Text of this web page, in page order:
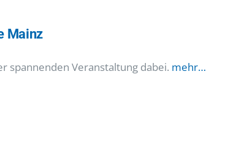
Mainz
spannenden Veranstaltung dabei. mehr…